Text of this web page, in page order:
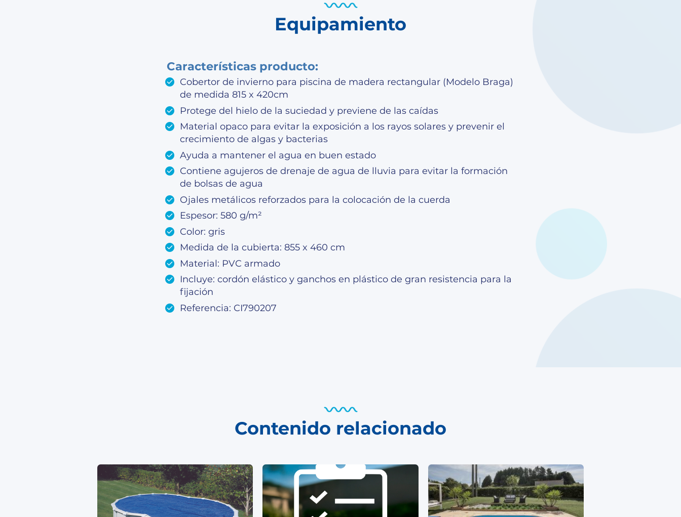
Equipamiento
Características producto:
Cobertor de invierno para piscina de madera rectangular (Modelo Braga)
de medida 815 x 420cm
Protege del hielo de la suciedad y previene de las caídas
Material opaco para evitar la exposición a los rayos solares y prevenir el
crecimiento de algas y bacterias
Ayuda a mantener el agua en buen estado
Contiene agujeros de drenaje de agua de lluvia para evitar la formación
de bolsas de agua
Ojales metálicos reforzados para la colocación de la cuerda
Espesor: 580 g/m²
Color: gris
Medida de la cubierta: 855 x 460 cm
Material: PVC armado
Incluye: cordón elástico y ganchos en plástico de gran resistencia para la
fijación
Referencia: CI790207
Contenido relacionado